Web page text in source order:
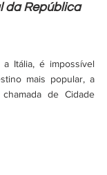
da República
Itália, é impossível
mais popular, a
de Cidade